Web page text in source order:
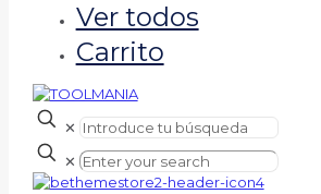
Ver todos
Carrito
✕
✕